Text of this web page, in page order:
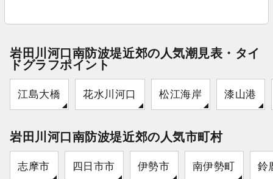
岩田川河口南防波堤近郊の人気潮見表・タイ
ドグラフポイント
江島大橋 花水川河口 松江海岸 漆山港
岩田川河口南防波堤近郊の人気市町村
志摩市 四日市市 伊勢市 南伊勢町 鈴